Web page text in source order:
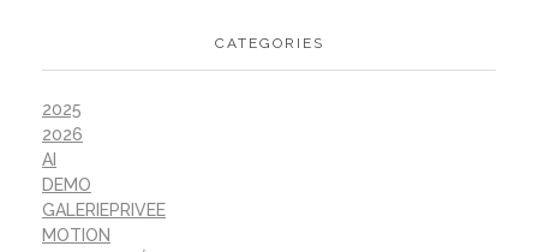
CATEGORIES
2025
2026
AI
DEMO
GALERIEPRIVEE
MOTION